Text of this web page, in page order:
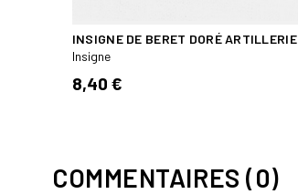
INSIGNE DE BERET DORÉ ARTILLERIE
Insigne
8,40 €
COMMENTAIRES (0)